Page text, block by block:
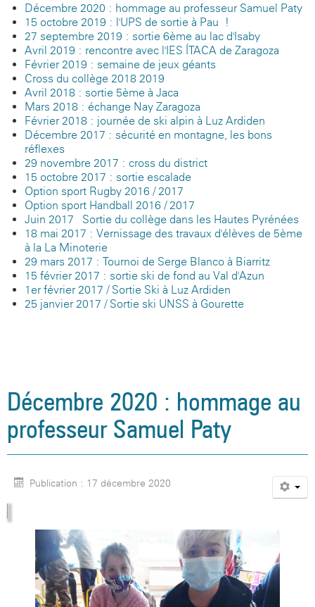
Décembre 2020 : hommage au professeur Samuel Paty
15 octobre 2019 : l'UPS de sortie à Pau !
27 septembre 2019 : sortie 6ème au lac d'Isaby
Avril 2019 : rencontre avec l'IES ÍTACA de Zaragoza
Février 2019 : semaine de jeux géants
Cross du collège 2018-2019
Avril 2018 : sortie 5ème à Jaca
Mars 2018 : échange Nay-Zaragoza
Février 2018 : journée de ski alpin à Luz-Ardiden
Décembre 2017 : sécurité en montagne, les bons
réflexes
29 novembre 2017 : cross du district
15 octobre 2017 : sortie escalade
Option sport Rugby 2016 / 2017
Option sport Handball 2016 / 2017
Juin 2017 - Sortie du collège dans les Hautes Pyrénées
18 mai 2017 : Vernissage des travaux d'élèves de 5ème
à la La Minoterie
29 mars 2017 : Tournoi de Serge Blanco à Biarritz
15 février 2017 : sortie ski de fond au Val d'Azun
1er février 2017 / Sortie Ski à Luz Ardiden
25 janvier 2017 / Sortie ski UNSS à Gourette
Décembre 2020 : hommage au
professeur Samuel Paty
Publication : 17 décembre 2020